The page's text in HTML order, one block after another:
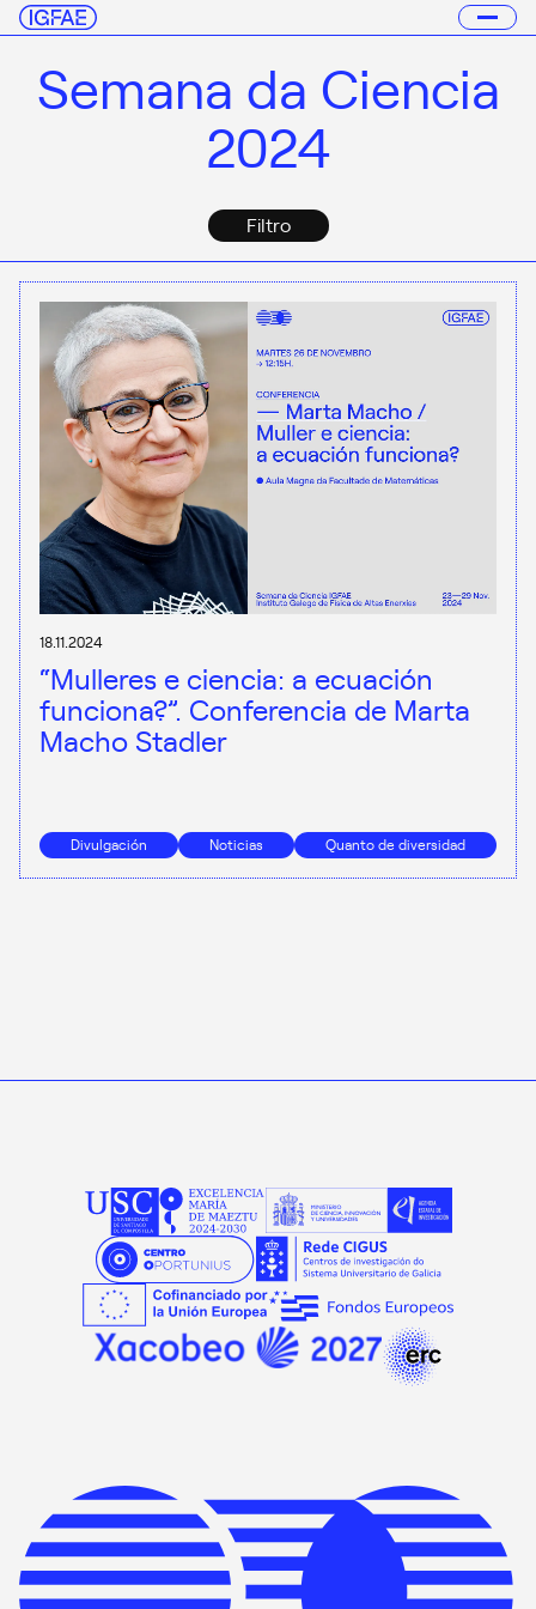
Semana da Ciencia
2024
Filtro
18.11.2024
“Mulleres e ciencia: a ecuación
funciona?”. Conferencia de Marta
Macho Stadler
Divulgación Noticias Quanto de diversidad